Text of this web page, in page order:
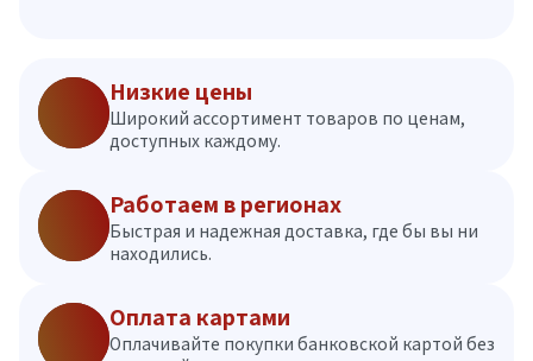
Низкие цены
Широкий ассортимент товаров по ценам,
доступных каждому.
Работаем в регионах
Быстрая и надежная доставка, где бы вы ни
находились.
Оплата картами
Оплачивайте покупки банковской картой без